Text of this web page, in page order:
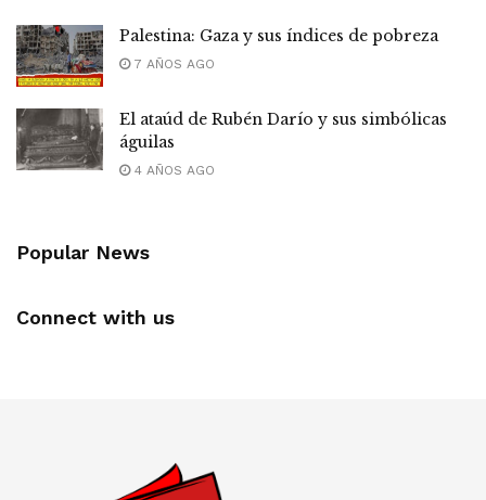
Palestina: Gaza y sus índices de pobreza
7 AÑOS AGO
El ataúd de Rubén Darío y sus simbólicas
águilas
4 AÑOS AGO
Popular News
Connect with us